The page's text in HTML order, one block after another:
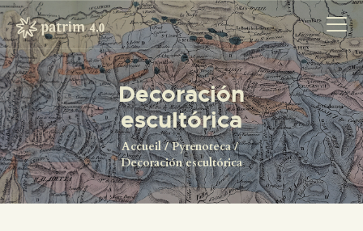
Decoración
escultórica
Accueil
Pyrenoteca
Decoración escultórica
ACCUEIL
PYRENOTECA 4.0
PROJECTS
LE RÉSEAU